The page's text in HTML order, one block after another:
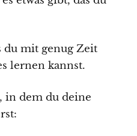
du mit genug Zeit
lernen kannst.
in dem du deine